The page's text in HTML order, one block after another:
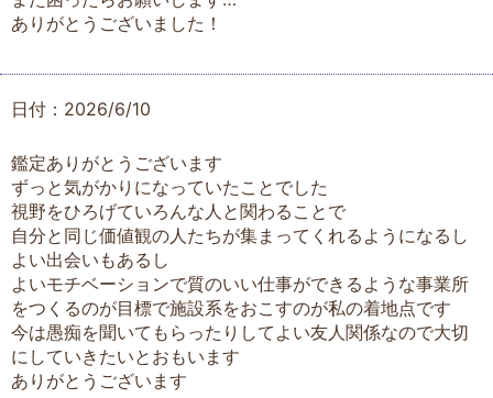
ありがとうございました！
日付：2026/6/10
鑑定ありがとうございます
ずっと気がかりになっていたことでした
視野をひろげていろんな人と関わることで
自分と同じ価値観の人たちが集まってくれるようになるし
よい出会いもあるし
よいモチベーションで質のいい仕事ができるような事業所
をつくるのが目標で施設系をおこすのが私の着地点です
今は愚痴を聞いてもらったりしてよい友人関係なので大切
にしていきたいとおもいます
ありがとうございます